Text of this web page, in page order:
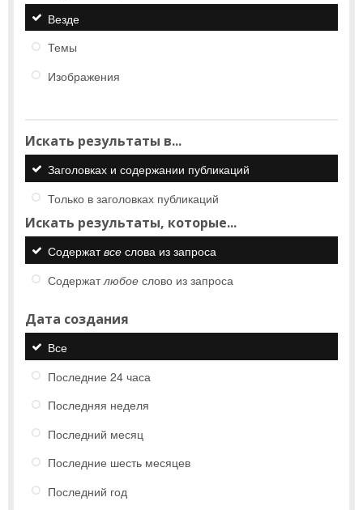
Везде
Темы
Изображения
Искать результаты в...
Заголовках и содержании публикаций
Только в заголовках публикаций
Искать результаты, которые...
Содержатвсе слова из запроса
Содержатлюбое слово из запроса
Дата создания
Все
Последние 24 часа
Последняя неделя
Последний месяц
Последние шесть месяцев
Последний год